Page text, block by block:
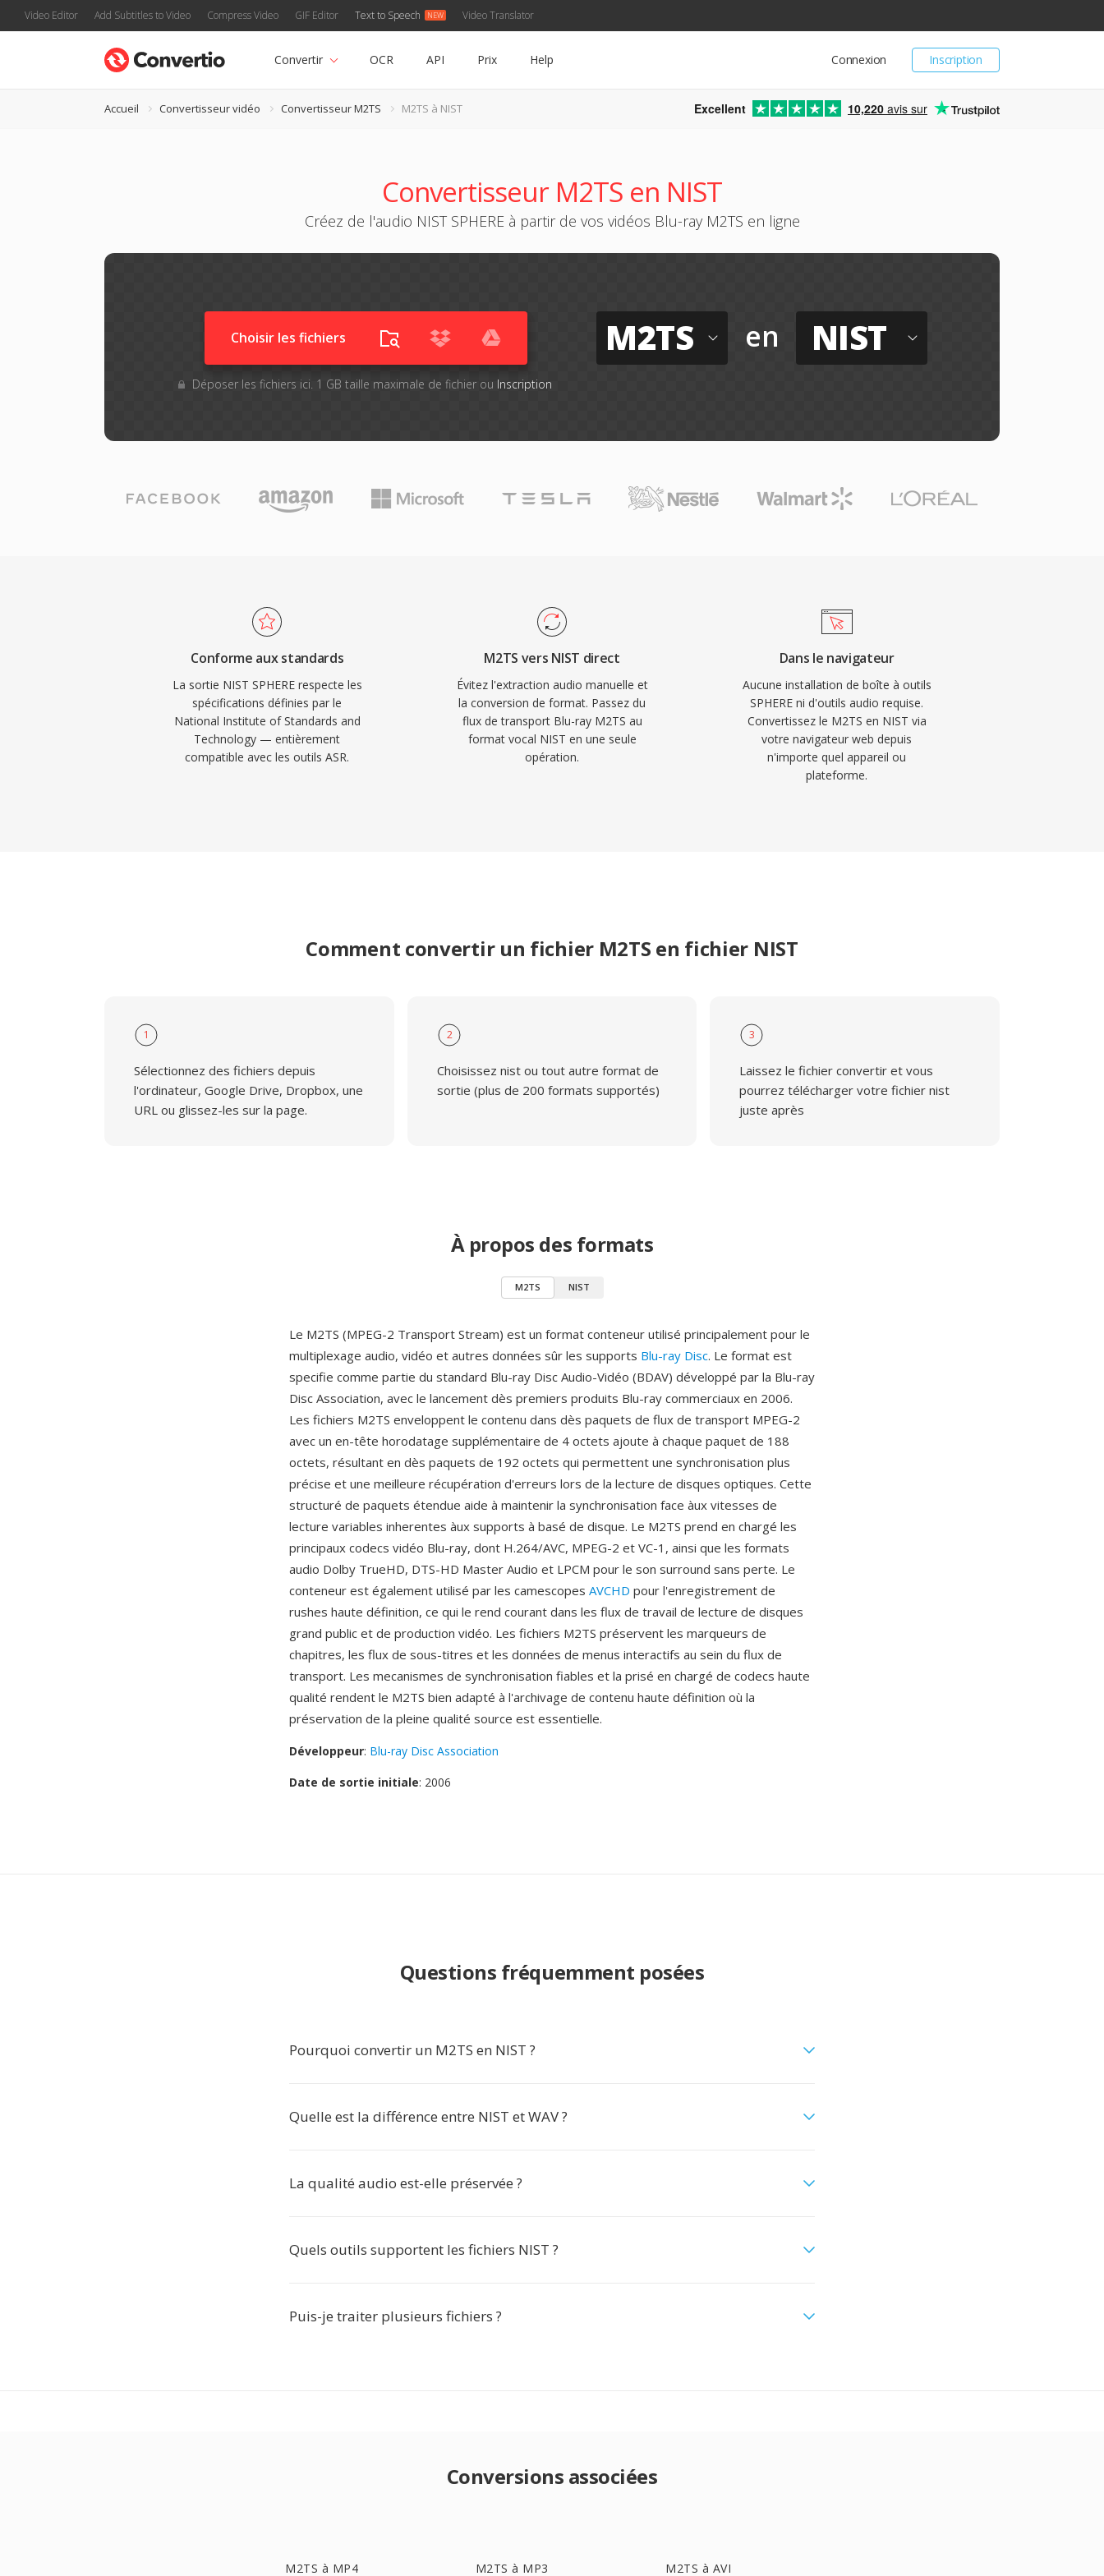
Video Editor Add Subtitles to Video Compress Video GIF Editor Text to Speech Video Translator
Inscription
Connexion
Convertir OCR API Prix Help
Accueil Convertisseur vidéo Convertisseur M2TS M2TS à NIST Excellent 10,220 avis sur
Convertisseur M2TS en NIST
Créez de l'audio NIST SPHERE à partir de vos vidéos Blu-ray M2TS en ligne
Choisir les fichiers
Déposer les fichiers ici. 1 GB taille maximale de fichier ou Inscription
M2TS en NIST
Conforme aux standards
La sortie NIST SPHERE respecte les
spécifications définies par le
National Institute of Standards and
Technology — entièrement
compatible avec les outils ASR.
M2TS vers NIST direct
Évitez l'extraction audio manuelle et
la conversion de format. Passez du
flux de transport Blu-ray M2TS au
format vocal NIST en une seule
opération.
Dans le navigateur
Aucune installation de boîte à outils
SPHERE ni d'outils audio requise.
Convertissez le M2TS en NIST via
votre navigateur web depuis
n'importe quel appareil ou
plateforme.
Comment convertir un fichier M2TS en fichier NIST
1
Sélectionnez des fichiers depuis
l'ordinateur, Google Drive, Dropbox, une
URL ou glissez-les sur la page.
2
Choisissez nist ou tout autre format de
sortie (plus de 200 formats supportés)
3
Laissez le fichier convertir et vous
pourrez télécharger votre fichier nist
juste après
À propos des formats
M2TS NIST
Le M2TS (MPEG-2 Transport Stream) est un format conteneur utilisé principalement pour le
multiplexage audio, vidéo et autres données sûr les supports Blu-ray Disc. Le format est
specifie comme partie du standard Blu-ray Disc Audio-Vidéo (BDAV) développé par la Blu-ray
Disc Association, avec le lancement dès premiers produits Blu-ray commerciaux en 2006.
Les fichiers M2TS enveloppent le contenu dans dès paquets de flux de transport MPEG-2
avec un en-tête horodatage supplémentaire de 4 octets ajoute à chaque paquet de 188
octets, résultant en dès paquets de 192 octets qui permettent une synchronisation plus
précise et une meilleure récupération d'erreurs lors de la lecture de disques optiques. Cette
structuré de paquets étendue aide à maintenir la synchronisation face àux vitesses de
lecture variables inherentes àux supports à basé de disque. Le M2TS prend en chargé les
principaux codecs vidéo Blu-ray, dont H.264/AVC, MPEG-2 et VC-1, ainsi que les formats
audio Dolby TrueHD, DTS-HD Master Audio et LPCM pour le son surround sans perte. Le
conteneur est également utilisé par les camescopes AVCHD pour l'enregistrement de
rushes haute définition, ce qui le rend courant dans les flux de travail de lecture de disques
grand public et de production vidéo. Les fichiers M2TS préservent les marqueurs de
chapitres, les flux de sous-titres et les données de menus interactifs au sein du flux de
transport. Les mecanismes de synchronisation fiables et la prisé en chargé de codecs haute
qualité rendent le M2TS bien adapté à l'archivage de contenu haute définition où la
préservation de la pleine qualité source est essentielle.
Développeur: Blu-ray Disc Association
Date de sortie initiale: 2006
Questions fréquemment posées
Pourquoi convertir un M2TS en NIST ?
Quelle est la différence entre NIST et WAV ?
La qualité audio est-elle préservée ?
Quels outils supportent les fichiers NIST ?
Puis-je traiter plusieurs fichiers ?
Conversions associées
M2TS à MP4 M2TS à MP3 M2TS à AVI